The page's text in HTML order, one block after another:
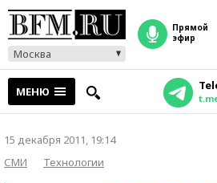
Москва
прямой
эфир
МЕНЮ
15 декабря 2011, 19:14
СМИ
Технологии